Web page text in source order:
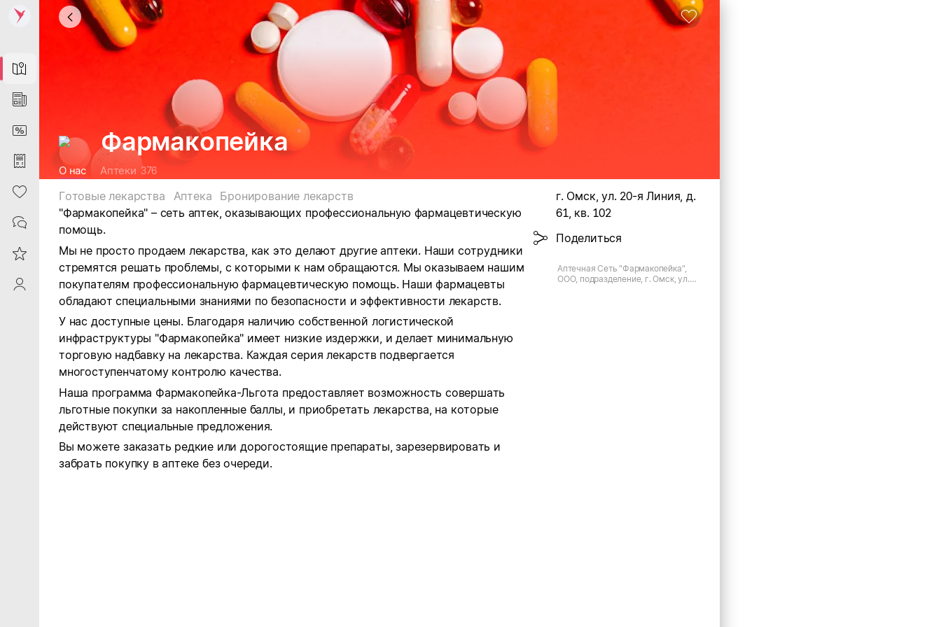
Map
News
DiscountCard
Purchases
Heart
Contacts
Reviews
ProfileSaby
Фармакопейка
О нас Аптеки 376
Готовые лекарства Аптека
Бронирование лекарств
"Фармакопейка" – сеть аптек, оказывающих профессиональную фармацевтическую
помощь.
Мы не просто продаем лекарства, как это делают другие аптеки. Наши сотрудники
стремятся решать проблемы, с которыми к нам обращаются. Мы оказываем нашим
покупателям профессиональную фармацевтическую помощь. Наши фармацевты
обладают специальными знаниями по безопасности и эффективности лекарств.
У нас доступные цены. Благодаря наличию собственной логистической
инфраструктуры "Фармакопейка" имеет низкие издержки, и делает минимальную
торговую надбавку на лекарства. Каждая серия лекарств подвергается
многоступенчатому контролю качества.
Наша программа Фармакопейка-Льгота предоставляет возможность совершать
льготные покупки за накопленные баллы, и приобретать лекарства, на которые
действуют специальные предложения.
Вы можете заказать редкие или дорогостоящие препараты, зарезервировать и
забрать покупку в аптеке без очереди.
г. Омск, ул. 20-я Линия, д.
61, кв. 102
Поделиться
Аптечная Сеть "Фармакопейка",
ООО, подразделение, г. Омск, ул.